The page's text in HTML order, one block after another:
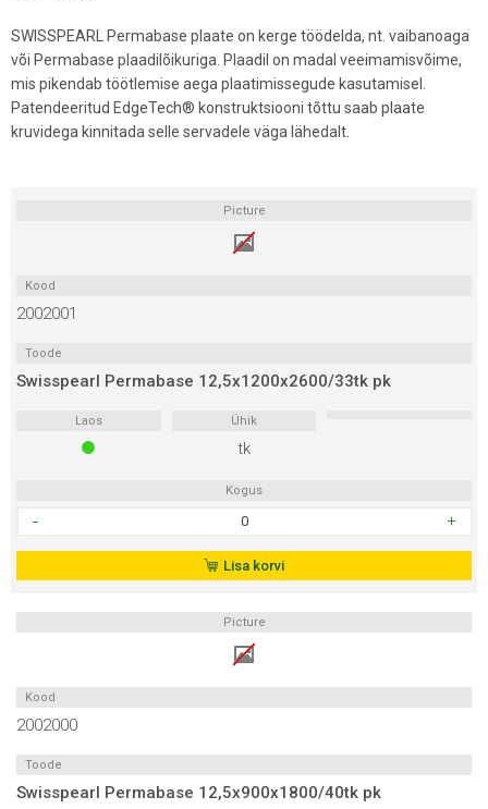
SWISSPEARL Permabase plaate on kerge töödelda, nt. vaibanoaga
või Permabase plaadilõikuriga. Plaadil on madal veeimamisvõime,
mis pikendab töötlemise aega plaatimissegude kasutamisel.
Patendeeritud EdgeTech® konstruktsiooni tõttu saab plaate
kruvidega kinnitada selle servadele väga lähedalt.
Picture
Kood
2002001
Toode
Swisspearl Permabase 12,5x1200x2600/33tk pk
Laos Ühik
tk
Kogus
pk
Lisa korvi
Picture
Kood
2002000
Toode
Swisspearl Permabase 12,5x900x1800/40tk pk